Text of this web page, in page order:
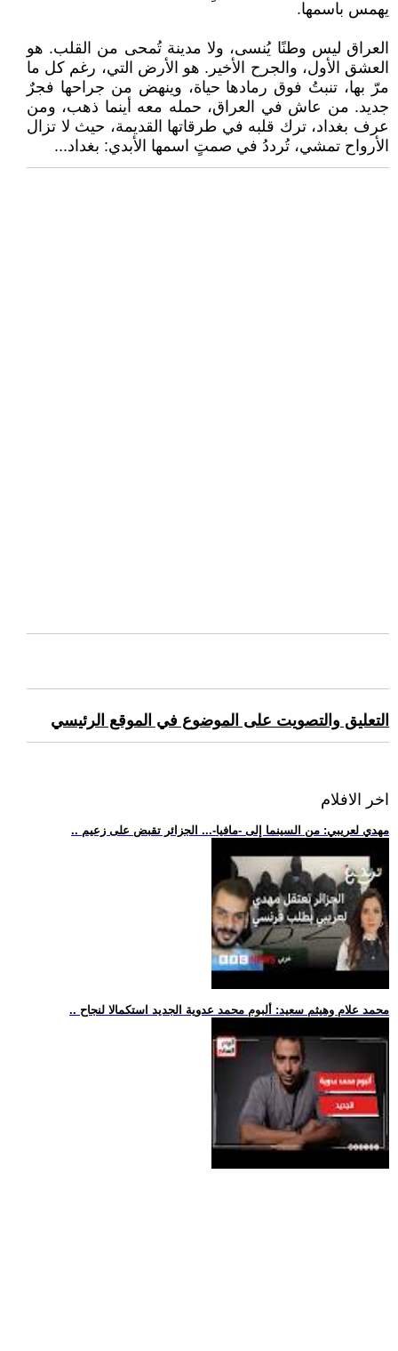
يهمس باسمها.
العراق ليس وطنًا يُنسى، ولا مدينة تُمحى من القلب. هو
العشق الأول، والجرح الأخير. هو الأرض التي، رغم كل ما
مرّ بها، تنبتُ فوق رمادها حياة، وينهض من جراحها فجرٌ
جديد. من عاش في العراق، حمله معه أينما ذهب، ومن
عرف بغداد، ترك قلبه في طرقاتها القديمة، حيث لا تزال
الأرواح تمشي، تُرددُ في صمتٍ اسمها الأبدي: بغداد...
التعليق والتصويت على الموضوع في الموقع الرئيسي
اخر الافلام
.. مهدي لعريبي: من السينما إلى -مافيا-... الجزائر تقبض على زعيم
.. محمد علام وهيثم سعيد: ألبوم محمد عدوية الجديد استكمالا لنجاح